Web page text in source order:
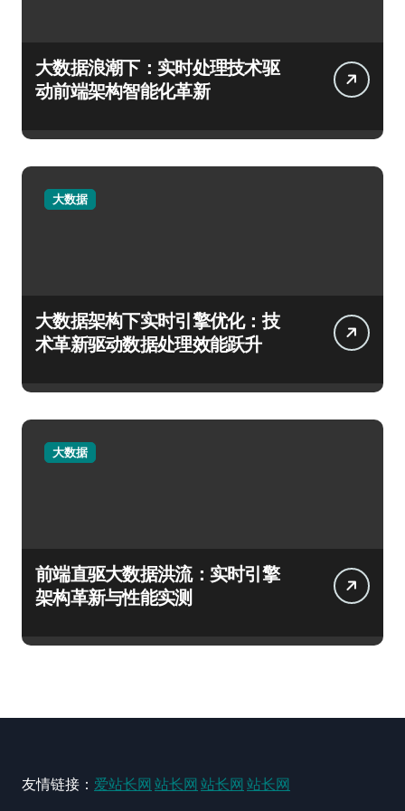
大数据浪潮下：实时处理技术驱
动前端架构智能化革新
大数据
大数据架构下实时引擎优化：技
术革新驱动数据处理效能跃升
大数据
前端直驱大数据洪流：实时引擎
架构革新与性能实测
友情链接： 爱站长网 站长网 站长网 站长网